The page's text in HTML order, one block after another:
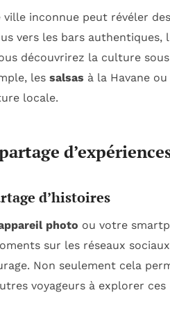
ville inconnue peut révéler
vers les bars
découvrirez la culture
les salsas à la Havane
locale.
d’histoires
photo ou votre
sur les réseaux
Non seulement cela
voyageurs à explorer